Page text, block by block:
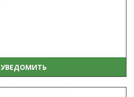
УВЕДОМИТЬ